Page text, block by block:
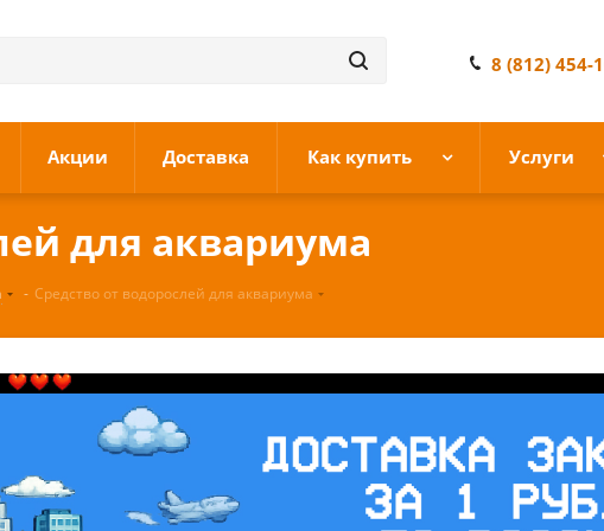
8 (812) 454-
Акции Доставка Как купить Услуги
для аквариума
- Средство от водорослей для аквариума